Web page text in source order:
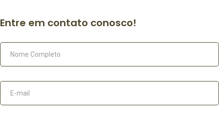
Entre em contato conosco!